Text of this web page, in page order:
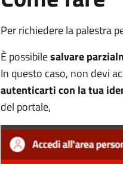
Per richiedere la palestra
È possibilesalvare
In questo caso, non devi
autenticarti con la tua
del portale,